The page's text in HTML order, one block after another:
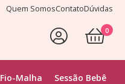
Quem SomosContatoDúvidas
Fio-Malha Sessão Bebê
0